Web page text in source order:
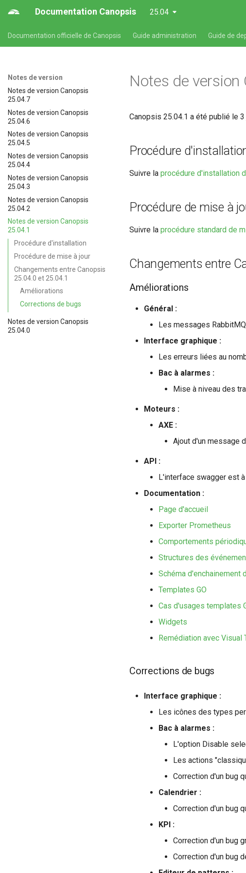
Documentation Canopsis 25.04
Documentation officielle de Canopsis Guide administration Guide de
Notes de version
Notes de version Canopsis
25.04.7
Notes de version Canopsis
25.04.6
Notes de version Canopsis
25.04.5
Notes de version Canopsis
25.04.4
Notes de version Canopsis
25.04.3
Notes de version Canopsis
25.04.2
Notes de version Canopsis
25.04.1
Procédure d'installation
Procédure de mise à jour
Changements entre Canopsis
25.04.0 et 25.04.1
Améliorations
Corrections de bugs
Notes de version Canopsis
25.04.0
Notes de version
Canopsis 25.04.1 a été publié le
Procédure
Suivre la procédure d'installation
Procédure de mise à
Suivre la procédure standard de
Changements entre
Améliorations
Général :
Les messages
Interface graphique :
Les erreurs liées au
Bac à alarmes :
Mise à niveau des
Moteurs :
AXE :
Ajout d'un message
API :
L'interface swagger est
Documentation :
Page d'accueil
Exporter Prometheus
Comportements
Structures des
Schéma d'enchainement
Templates GO
Cas d'usages templates
Widgets
Remédiation avec Visual
Corrections de bugs
Interface graphique :
Les icônes des types
Bac à alarmes :
L'option Disable
Les actions
Correction d'un bug
Calendrier :
Correction d'un bug
KPI :
Correction d'un bug
Correction d'un bug